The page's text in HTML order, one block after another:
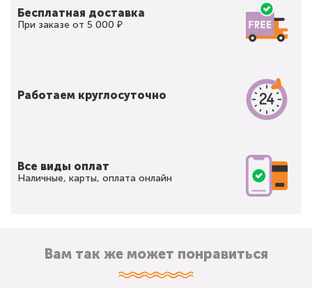
Бесплатная доставка
При заказе от 5 000 ₽
Работаем круглосуточно
Все виды оплат
Наличные, карты, оплата онлайн
Вам так же может понравиться